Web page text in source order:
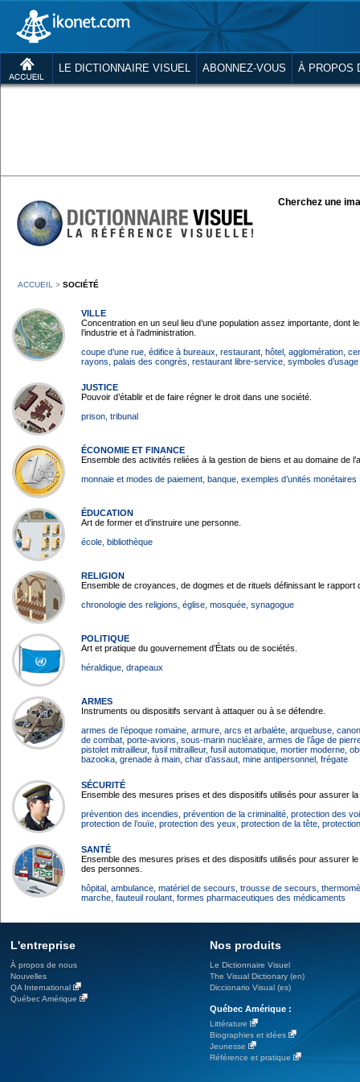
LE DICTIONNAIRE VISUEL ABONNEZ-VOUS À PROPOS
Cherchez une
ACCUEIL > SOCIÉTÉ
VILLE
Concentration en un seul lieu d’une population assez importante, dont
l’industrie et à l’administration.
coupe d’une rue , édifice à bureaux , restaurant , hôtel , agglomération ,
rayons , palais des congrès , restaurant libre-service , symboles
JUSTICE
Pouvoir d’établir et de faire régner le droit dans une société.
prison , tribunal
ÉCONOMIE ET FINANCE
Ensemble des activités reliées à la gestion de biens et au domaine de
monnaie et modes de paiement , banque , exemples d’unités monétaires
ÉDUCATION
Art de former et d’instruire une personne.
école , bibliothèque
RELIGION
Ensemble de croyances, de dogmes et de rituels définissant le rapport
chronologie des religions , église , mosquée , synagogue
POLITIQUE
Art et pratique du gouvernement d’États ou de sociétés.
héraldique , drapeaux
ARMES
Instruments ou dispositifs servant à attaquer ou à se défendre.
armes de l’époque romaine , armure , arcs et arbalète , arquebuse ,
de combat , porte-avions , sous-marin nucléaire , armes de l’âge de
pistolet mitrailleur, fusil mitrailleur, fusil automatique , mortier moderne ,
bazooka , grenade à main , char d’assaut , mine antipersonnel , frégate
SÉCURITÉ
Ensemble des mesures prises et des dispositifs utilisés pour assurer
prévention des incendies , prévention de la criminalité , protection des
protection de l’ouïe , protection des yeux , protection de la tête ,
SANTÉ
Ensemble des mesures prises et des dispositifs utilisés pour assurer
des personnes.
hôpital , ambulance , matériel de secours , trousse de secours ,
marche , fauteuil roulant , formes pharmaceutiques des médicaments
L'entreprise
À propos de nous
Nouvelles
QA International
Québec Amérique
Nos produits
Le Dictionnaire Visuel
The Visual Dictionary (en)
Diccionario Visual (es)
Québec Amérique :
Littérature
Biographies et idées
Jeunesse
Référence et pratique